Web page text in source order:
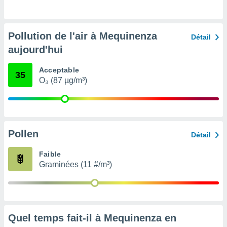
ou
de la
des
notre
Pollution de l'air à Mequinenza
aujourd'hui
Détail
35 Acceptable
O₃ (87 µg/m³)
Pollen Détail
Faible
Graminées (11 #/m³)
Quel temps fait-il à Mequinenza en